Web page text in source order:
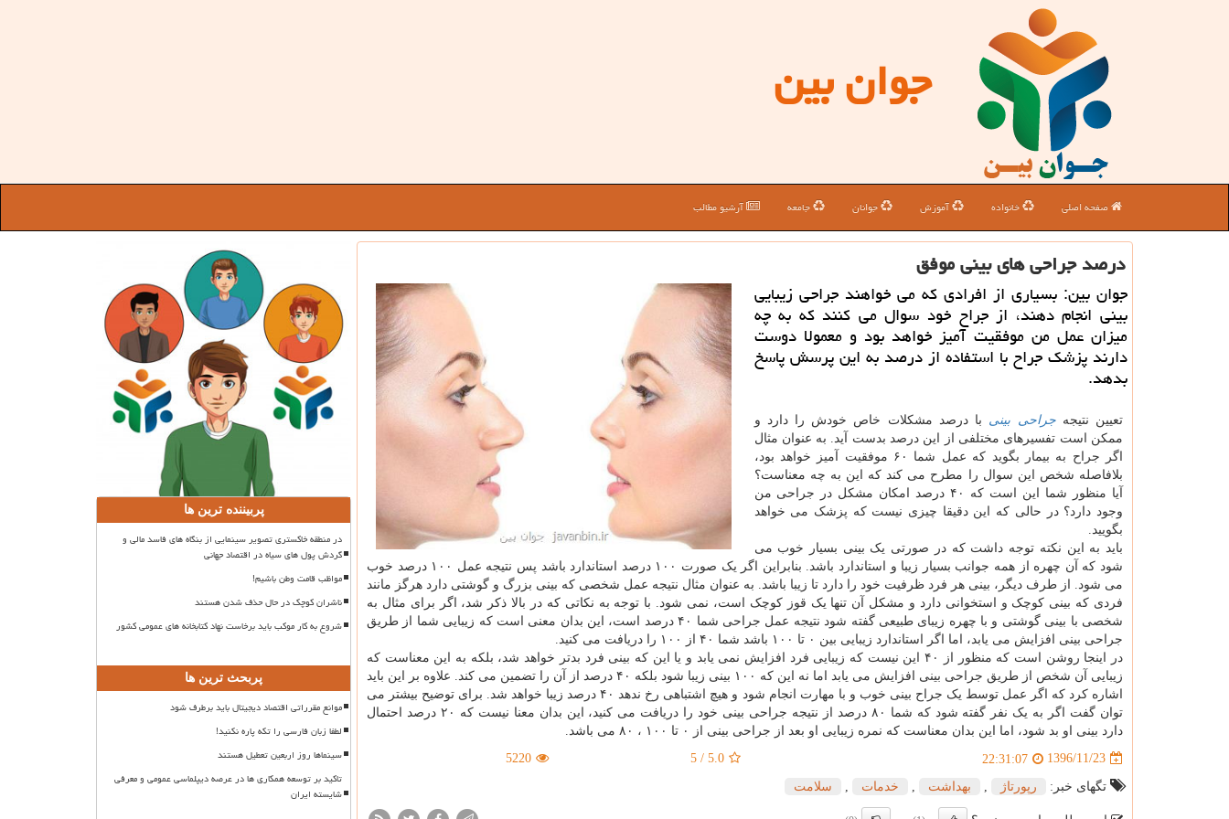
جوان بین
صفحه اصلی خانواده آموزش جوانان جامعه آرشیو مطالب
درصد جراحی های بینی موفق
جوان بین: بسیاری از افرادی كه می خواهند جراحی زیبایی
بینی انجام دهند، از جراح خود سوال می كنند كه به چه
میزان عمل من موفقیت آمیز خواهد بود و معمولا دوست
دارند پزشك جراح با استفاده از درصد به این پرسش پاسخ
بدهد.
تعیین نتیجهجراحی بینی با درصد مشکلات خاص خودش را دارد و
ممکن است تفسیرهای مختلفی از این درصد بدست آید. به عنوان مثال
اگر جراح به بیمار بگوید که عمل شما ۶۰ موفقیت آمیز خواهد بود،
بلافاصله شخص این سوال را مطرح می کند که این به چه معناست؟
آیا منظور شما این است که ۴۰ درصد امکان مشکل در جراحی من
وجود دارد؟ در حالی که این دقیقا چیزی نیست که پزشک می خواهد
بگویید.
باید به این نکته توجه داشت که در صورتی یک بینی بسیار خوب می
شود که آن چهره از همه جوانب بسیار زیبا و استاندارد باشد. بنابراین اگر یک صورت ۱۰۰ درصد استاندارد باشد پس نتیجه عمل ۱۰۰ درصد خوب
می شود. از طرف دیگر، بینی هر فرد ظرفیت خود را دارد تا زیبا باشد. به عنوان مثال نتیجه عمل شخصی که بینی بزرگ و گوشتی دارد هرگز مانند
فردی که بینی کوچک و استخوانی دارد و مشکل آن تنها یک قوز کوچک است، نمی شود. با توجه به نکاتی که در بالا ذکر شد، اگر برای مثال به
شخصی با بینی گوشتی و با چهره زیبای طبیعی گفته شود نتیجه عمل جراحی شما ۴۰ درصد است، این بدان معنی است که زیبایی شما از طریق
جراحی بینی افزایش می یابد، اما اگر استاندارد زیبایی بین ۰ تا ۱۰۰ باشد شما ۴۰ از ۱۰۰ را دریافت می کنید.
در اینجا روشن است که منظور از ۴۰ این نیست که زیبایی فرد افزایش نمی یابد و یا این که بینی فرد بدتر خواهد شد، بلکه به این معناست که
زیبایی آن شخص از طریق جراحی بینی افزایش می یابد اما نه این که ۱۰۰ بینی زیبا شود بلکه ۴۰ درصد از آن را تضمین می کند. علاوه بر این باید
اشاره کرد که اگر عمل توسط یک جراح بینی خوب و با مهارت انجام شود و هیچ اشتباهی رخ ندهد ۴۰ درصد زیبا خواهد شد. برای توضیح بیشتر می
توان گفت اگر به یک نفر گفته شود که شما ۸۰ درصد از نتیجه جراحی بینی خود را دریافت می کنید، این بدان معنا نیست که ۲۰ درصد احتمال
دارد بینی او بد شود، اما این بدان معناست که نمره زیبایی او بعد از جراحی بینی از ۰ تا ۱۰۰ ، ۸۰ می باشد.
1396/11/23
22:31:07
5.0
/
5
5220
تگهای خبر: رپورتاژ بهداشت خدمات سلامت
پربیننده ترین ها
در منطقه خاکستری تصویر سینمایی از بنگاه های فاسد مالی و
گردش پول های سیاه در اقتصاد جهانی
مواظب قامت وطن باشیم!
ناشران کوچک در حال حذف شدن هستند
شروع به کار موکب باید برخاست نهاد کتابخانه های عمومی کشور
پربحث ترین ها
موانع مقرراتی اقتصاد دیجیتال باید برطرف شود
لطفا زبان فارسی را تکه پاره نکنید!
سینماها روز اربعین تعطیل هستند
تاکید بر توسعه همکاری ها در عرصه دیپلماسی عمومی و معرفی
شایسته ایران